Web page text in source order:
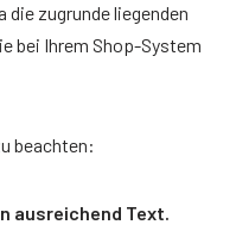
zugrunde liegenden
bei Ihrem Shop-System
beachten:
ausreichend Text.